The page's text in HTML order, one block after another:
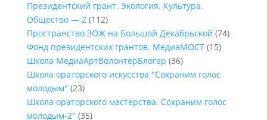
Президентский грант. Экология. Культура.
Общество — 2(112)
Пространство ЗОЖ на Большой Декабрьской (74)
Фонд президентских грантов. МедиаМОСТ(15)
Школа МедиаАртВолонтёрБлогер (36)
Школа ораторского искусства "Сохраним голос
молодым" (23)
Школа ораторского мастерства. Сохраним голос
молодым-2" (35)